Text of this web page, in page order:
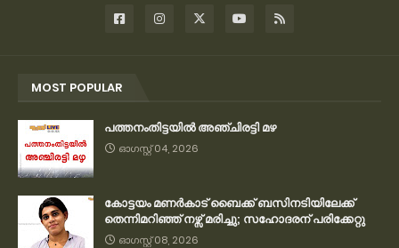
MOST POPULAR
പത്തനംതിട്ടയിൽ അഞ്ചിരട്ടി മഴ
ഓഗസ്റ്റ് 04, 2026
കോട്ടയം മണർകാട് ബൈക്ക് ബസിനടിയിലേക്ക്
തെന്നിമറിഞ്ഞ് നഴ്സ് മരിച്ചു; സഹോദരന് പരിക്കേറ്റു
ഓഗസ്റ്റ് 08, 2026